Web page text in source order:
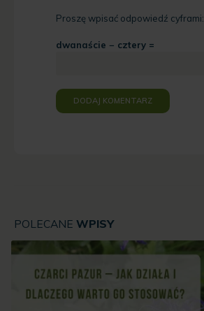
Proszę wpisać odpowiedź cyframi:
dwanaście − cztery =
POLECANE WPISY